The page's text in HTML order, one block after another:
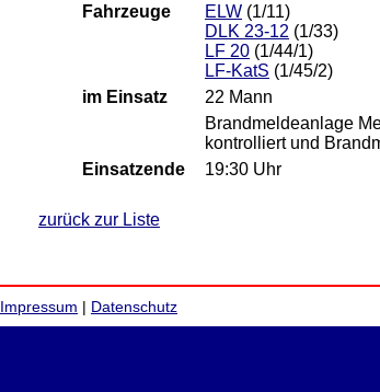
Fahrzeuge
ELW (1/11)
DLK 23-12 (1/33)
LF 20 (1/44/1)
LF-KatS (1/45/2)
im Einsatz
22 Mann
Brandmeldeanlage
kontrolliert und
Einsatzende
19:30 Uhr
zurück zur Liste
Impressum | Datenschutz